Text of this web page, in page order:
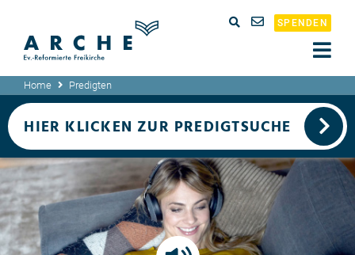
SPENDEN
Home Predigten
HIER KLICKEN ZUR PREDIGTSUCHE